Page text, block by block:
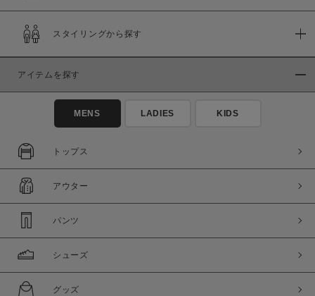
スタイリングから探す
アイテムを探す
MENS LADIES KIDS
トップス
アウター
パンツ
シューズ
グッズ